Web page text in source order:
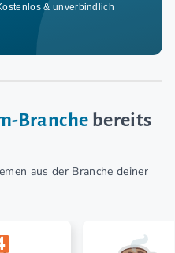
& unverbindlich
Branche bereits
aus der Branche deiner